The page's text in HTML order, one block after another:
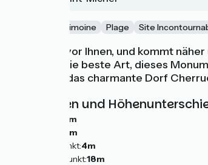
Patrimoine Plage Site
Da liegt er, vor Ihnen, und kommt
zweifellos die beste Art, dieses
entdecken das charmante Dorf
Steigungen und
0m
0m
Tiefster Punkt:4m
Höchster Punkt:18m